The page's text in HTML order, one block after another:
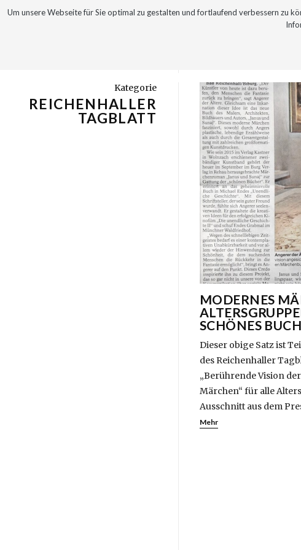
MODERNES
SCHÖNES BUCH
Dieser obige Satz ist
des Reichenhaller
„Berührende Vision
Märchen“ für alle
Ausschnitt aus dem
Mehr
Kategorie
REICHENHALLER
TAGBLATT
Um unsere Webseite für Sie optimal zu gestalten und fortlaufend verbessern zu